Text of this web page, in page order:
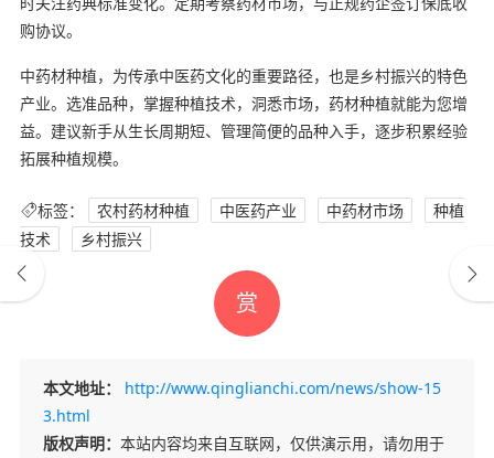
购协议。
中药材种植，为传承中医药文化的重要路径，也是乡村振兴的特色
产业。选准品种，掌握种植技术，洞悉市场，药材种植就能为您增
益。建议新手从生长周期短、管理简便的品种入手，逐步积累经验
拓展种植规模。
标签： 农村药材种植 中医药产业 中药材市场
种植
技术
乡村振兴
赏
本文地址：
http://www.qinglianchi.com/news/show-15
3.html
版权声明： 本站内容均来自互联网，仅供演示用，请勿用于